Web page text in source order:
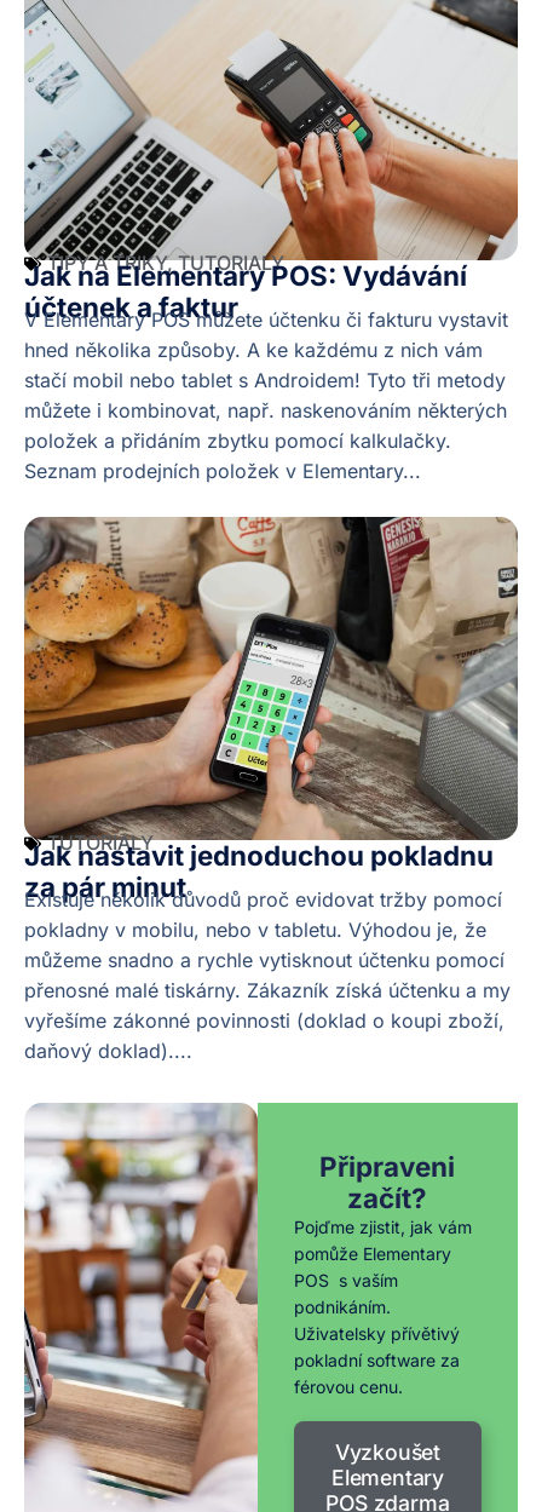
TIPY A TRIKY,TUTORIALY
Jak na Elementary POS: Vydávání
účtenek a faktur
V Elementary POS můžete účtenku či fakturu vystavit
hned několika způsoby. A ke každému z nich vám
stačí mobil nebo tablet s Androidem! Tyto tři metody
můžete i kombinovat, např. naskenováním některých
položek a přidáním zbytku pomocí kalkulačky.
Seznam prodejních položek v Elementary...
TUTORIALY
Jak nastavit jednoduchou pokladnu
za pár minut
Existuje několik důvodů proč evidovat tržby pomocí
pokladny v mobilu, nebo v tabletu. Výhodou je, že
můžeme snadno a rychle vytisknout účtenku pomocí
přenosné malé tiskárny. Zákazník získá účtenku a my
vyřešíme zákonné povinnosti (doklad o koupi zboží,
daňový doklad)....
Připraveni
začít?
Pojďme zjistit, jak vám
pomůže Elementary
POS s vaším
podnikáním.
Uživatelsky přívětivý
pokladní software za
férovou cenu.
Vyzkoušet
Elementary
POS zdarma